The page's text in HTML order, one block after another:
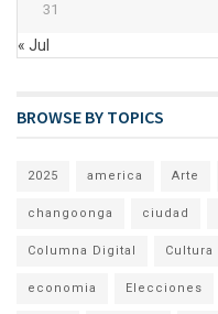
31
« Jul
BROWSE BY TOPICS
2025 america Arte
changoonga ciudad
Columna Digital Cultura
economia Elecciones